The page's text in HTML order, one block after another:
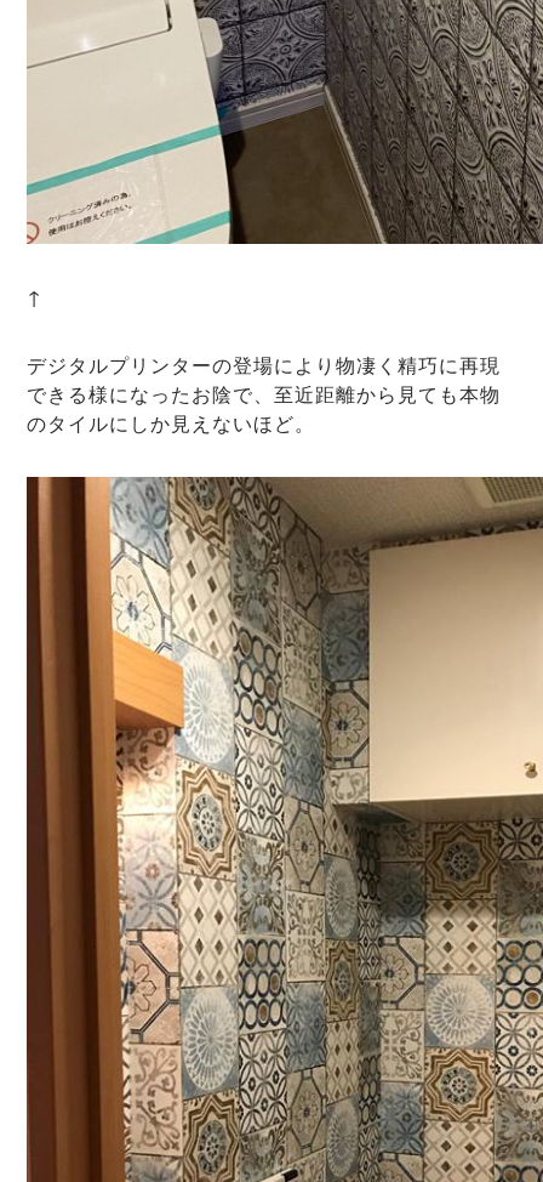
↑
デジタルプリンターの登場により物凄く精巧に再現
できる様になったお陰で、至近距離から見ても本物
のタイルにしか見えないほど。